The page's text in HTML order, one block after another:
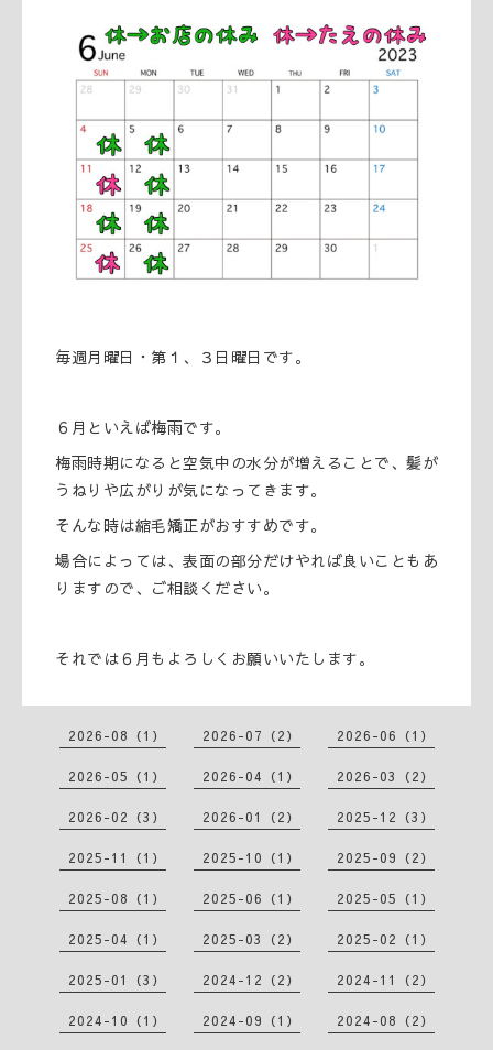
毎週月曜日・第１、３日曜日です。
６月といえば梅雨です。
梅雨時期になると空気中の水分が増えることで、髪が
うねりや広がりが気になってきます。
そんな時は縮毛矯正がおすすめです。
場合によっては、表面の部分だけやれば良いこともあ
りますので、ご相談ください。
それでは６月もよろしくお願いいたします。
2026-08（1） 2026-07（2） 2026-06（1）
2026-05（1） 2026-04（1） 2026-03（2）
2026-02（3） 2026-01（2） 2025-12（3）
2025-11（1） 2025-10（1） 2025-09（2）
2025-08（1） 2025-06（1） 2025-05（1）
2025-04（1） 2025-03（2） 2025-02（1）
2025-01（3） 2024-12（2） 2024-11（2）
2024-10（1） 2024-09（1） 2024-08（2）